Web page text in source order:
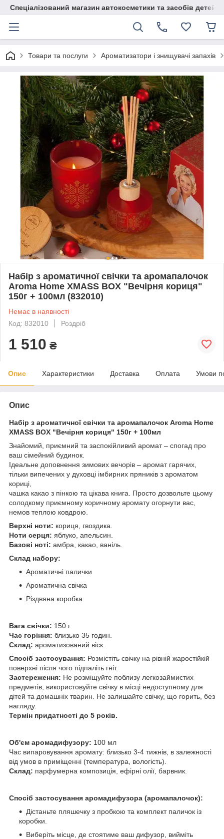
Спеціалізований магазин автокосметики та засобів
Товари та послуги Ароматизатори і знищувачі запахів
Набір з ароматичної свічки та аромапалочок
Aroma Home XMASS BOX "Вечірня кориця"
150г + 100мл (832010)
Немає в наявності
Код: 832010
Роздріб
1 510 ₴
Опис Характеристики Доставка Оплата Умови
Опис
Набір з ароматичної свічки та аромапалочок Aroma Home
XMASS BOX "Вечірня кориця" 150г + 100мл
Знайомий, приємний та заспокійливий аромат – спогад про
ваш сімейний будинок.
Ідеальне доповнення зимових вечорів – аромат гарячих,
тільки випечених у духовці імбирних пряників з ароматом
кориці,
чашка какао з пінкою та цікава книга. Просто дозвольте цьому
солодкому приємному коричному аромату огорнути вас,
немов теплою ковдрою.
Верхні ноти: кориця, гвоздика.
Ноти серця: яблуко, апельсин.
Базові ноті: амбра, какао, ваніль.
Склад набору:
Ароматичні палички
Ароматична свічка
Різдвяна коробка
Вага свічки: 150 г
Час горіння: близько 35 годин.
Склад: ароматизований віск.
Спосіб застосування: Розмістіть свічку на рівній жаростійкій
поверхні після чого підпаліть гніт.
Застереження: Не розміщуйте поблизу легкозаймистих
предметів, використовуйте свічку в місці недоступному для
дітей та домашніх тварин. Не залишайте свічку, що горить, без
нагляду.
Термін придатності до 5 років.
Об'єм аромадифузору: 100 мл
Час випаровування аромату: близько 3-4 тижнів, в залежності
від умов в приміщенні (температура, вологість).
Склад: парфумерна композиція, ефірні олії, барвник.
Спосіб застосування аромадифузора (аромапалочок):
Дістаньте пляшечку з пробкою та комплект паличок із
коробки.
Виберіть місце, де стоятиме ваш дифузор, вийміть